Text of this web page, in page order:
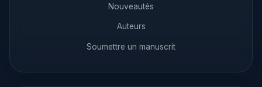
Nouveautés
Auteurs
Soumettre un manuscrit